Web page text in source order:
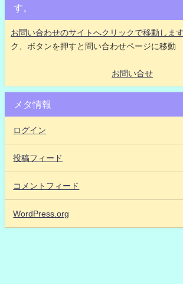
す。
お問い合わせのサイトへクリックで移動しま
ク、ボタンを押すと問い合わせページに移動
お問い合せ
メタ情報
ログイン
投稿フィード
コメントフィード
WordPress.org